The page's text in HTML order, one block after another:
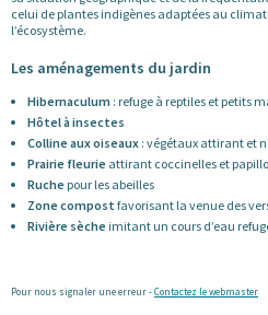
celui de plantes indigènes adaptées au
l’écosystème.
Les aménagements du jardin
Hibernaculum : refuge à reptiles et petits
Hôtel à insectes
Colline aux oiseaux : végétaux attirant et
Prairie fleurie attirant coccinelles et
Ruche pour les abeilles
Zone compost favorisant la venue des
Rivière sèche imitant un cours d’eau
Pour nous signaler une erreur -Contactez le webmaster